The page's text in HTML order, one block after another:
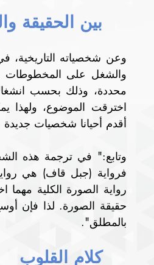
بين الحقيقة
أقدم أحيانا شخصيات
بالمطلق".
كلام القلوب